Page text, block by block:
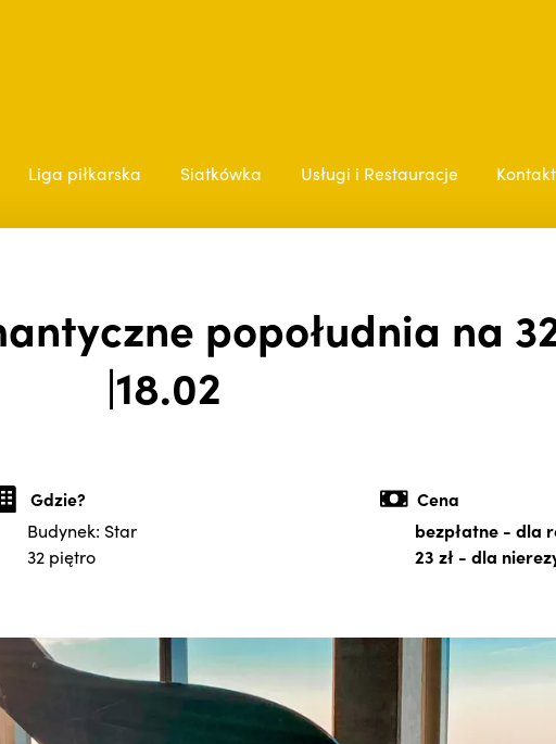
Liga piłkarska Siatkówka Usługi i Restauracje Kontakt
popołudnia na
|18.02
Gdzie?
Budynek: Star
32 piętro
Cena
bezpłatne- dla
23 zł- dla